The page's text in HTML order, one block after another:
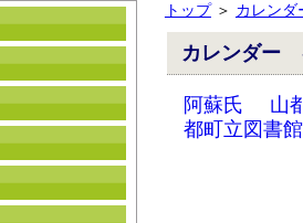
トップ＞ カレンダ
カレンダー
阿蘇氏
山
都町立図書館